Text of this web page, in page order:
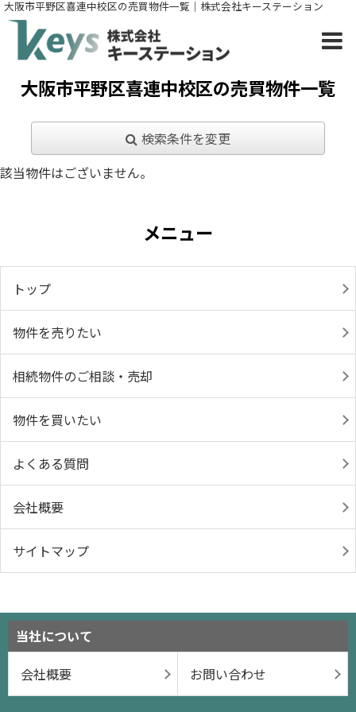
大阪市平野区喜連中校区の売買物件一覧｜株式会社キーステーション
大阪市平野区喜連中校区の売買物件一覧
検索条件を変更
該当物件はございません。
メニュー
トップ
物件を売りたい
相続物件のご相談・売却
物件を買いたい
よくある質問
会社概要
サイトマップ
当社について
会社概要
お問い合わせ